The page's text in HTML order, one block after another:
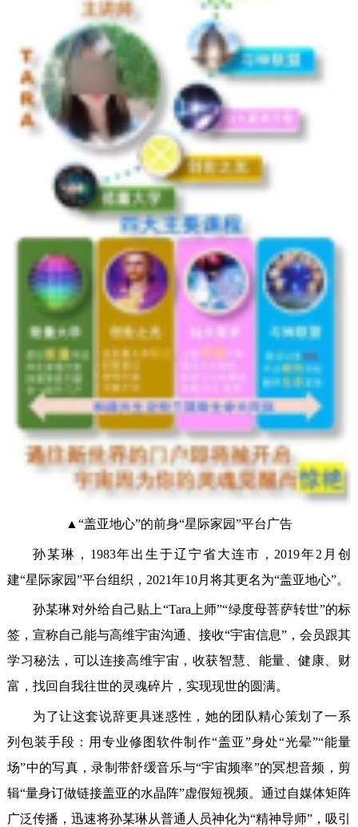
▲“盖亚地心”的前身“星际家园”平台广告
孙某琳，1983年出生于辽宁省大连市，2019年2月创
建“星际家园”平台组织，2021年10月将其更名为“盖亚地心”。
孙某琳对外给自己贴上“Tara上师”“绿度母菩萨转世”的标
签，宣称自己能与高维宇宙沟通、接收“宇宙信息”，会员跟其
学习秘法，可以连接高维宇宙，收获智慧、能量、健康、财
富，找回自我往世的灵魂碎片，实现现世的圆满。
为了让这套说辞更具迷惑性，她的团队精心策划了一系
列包装手段：用专业修图软件制作“盖亚”身处“光晕”“能量
场”中的写真，录制带舒缓音乐与“宇宙频率”的冥想音频，剪
辑“量身订做链接盖亚的水晶阵”虚假短视频。通过自媒体矩阵
广泛传播，迅速将孙某琳从普通人员神化为“精神导师”，吸引